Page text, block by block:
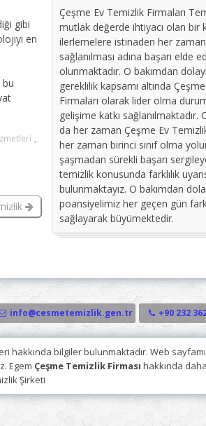
gibi
en
bu
,
Çeşme Ev Temizlik Firmaları
mutlak değerde ihtiyacı olan bir
ilerlemelere istinaden her
sağlanılması adına başarı elde
olunmaktadır. O bakımdan
gereklilik kapsamı altında
Firmaları olarak lider olma
gelişime katkı sağlanılmaktadır.
da her zaman Çeşme Ev
her zaman birinci sınıf olma
şaşmadan sürekli başarı
temizlik konusunda farklılık
bulunmaktayız. O bakımdan
poansiyelimiz her geçen gün
sağlayarak büyümektedir.
info@cesmetemizlik.gen.tr +90 232
hakkında bilgiler bulunmaktadır. Web
Egem Çeşme Temizlik Firması hakkında
Şirketi